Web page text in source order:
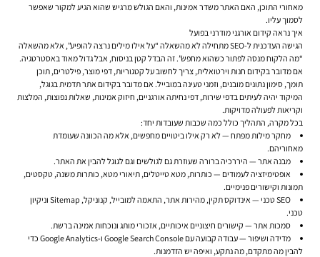
מאחורי התוכן, האם האתר משדר אמינות, והאם הגולש מרגיש שהוא הגיע למקור שאפשר
לסמוך עליו.
איך נראה קידום אורגני מודרני בפועל
הגישה העדכנית ל-SEO מתחילה לא מהשאלה “על אילו מילים נרצה להופיע”, אלא מהשאלה
“מה הלקוח מנסה לפתור כשהוא מחפש”. זה הבדל קטן בניסוח, אבל גדול מאוד באסטרטגיה.
אם מדובר בקידום חנות וירטואלית, צריך לחשוב על קטגוריות, דפי מוצר, פילטרים, תוכן
תומך, סימון נתונים מובנים, וזמני טעינה במובייל. אם מדובר בקידום אתר תדמית בגוגל,
המיקוד יהיה לעיתים בדפי שירות, דפי נחיתה אורגניים, חיזוק אמינות, שאלות נפוצות, המלצות
וקריאות לפעולה מדויקות.
בכל מקרה, התהליך כולל כמה שכבות שעובדות יחד:
מחקר מילות מפתח — לא רק אילו ביטויים מחפשים, אלא מה הכוונה שעומדת
מאחוריהם.
מבנה אתר — היררכיה ברורה שעוזרת גם לגולשים וגם לגוגל להבין את האתר.
אופטימיזציה לעמודים — כותרות, מטא טייטלים, תיאורי מטא, כותרות משנה, טקסטים,
תמונות וקישורים פנימיים.
SEO טכני
— אינדוקס תקין, מהירות אתר, התאמה למובייל, קנוניקל, Sitemap וניקיון
טכני.
סמכות אתר — קישורים חיצוניים איכותיים, אזכורי מותג ונוכחות אמינה ברשת.
מדידה ושיפור
— עבודה קבועה עם Google Search Console ו-Google Analytics כדי
להבין מה מתקדם, מה נתקע, ואיפה יש הזדמנות.